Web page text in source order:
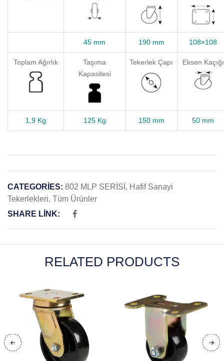
45 mm 190 mm 108×108
Toplam Ağırlık
Taşıma
Kapasitesi
Tekerlek Çapı Eksen Kaçığı
1,9 Kg 125 Kg 150 mm 50 mm
CATEGORIES: 802 MLP SERİSİ , Hafif Sanayi
Tekerlekleri, Tüm Ürünler
SHARE LINK:
RELATED PRODUCTS